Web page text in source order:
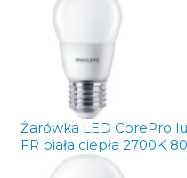
Żarówka LED CorePro
FR biała ciepła 2700K